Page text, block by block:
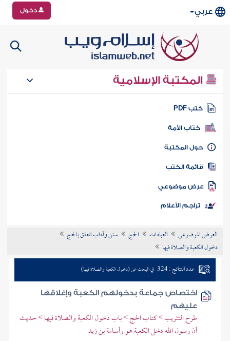
عربي دخول
المكتبة الإسلامية
كتب PDF
كتاب الأمة
المكتبة
الكتب
موضوعي
تراجم الأعلام
العرض الموضوعي العبادات الحج
سنن وآداب تتعلق بالحج
دخول الكعبة والصلاة فيها
عدد النتائج : 324 في البحث عن (دخول الكعبة والصلاة فيها)
اختصاص جماعة بدخولهم الكعبة وإغلاقها
عليهم
طرح التثريب > كتاب الحج > باب دخول الكعبة والصلاة فيها > حديث
أن رسول الله دخل الكعبة هو وأسامة بن زيد